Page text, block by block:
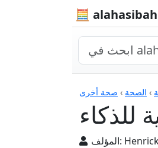
🧮
› الصحة › صحة أخرى
للذكاء
المؤلف:
الحاسبة